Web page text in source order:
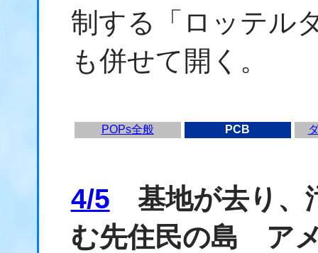
制する「ロッテル
も併せて開く。
POPs全般 PCB
4/5 基地が去り、
む先住民の島 ア